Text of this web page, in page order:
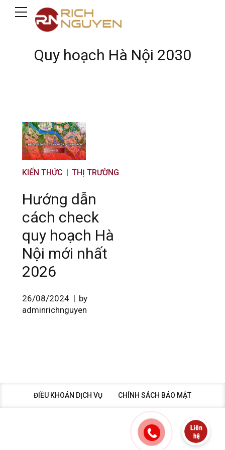
Quy hoạch Hà Nội 2030
KIẾN THỨC THỊ TRƯỜNG
Hướng dẫn
cách check
quy hoạch Hà
Nội mới nhất
2026
26/08/2024
by
adminrichnguyen
ĐIỀU KHOẢN DỊCH VỤ CHÍNH SÁCH BẢO MẬT